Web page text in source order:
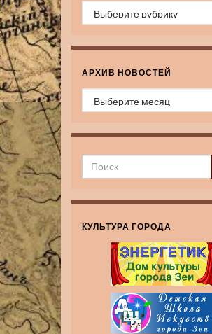
Рубрики
АРХИВ НОВОСТЕЙ
Архив новостей
КУЛЬТУРА ГОРОДА